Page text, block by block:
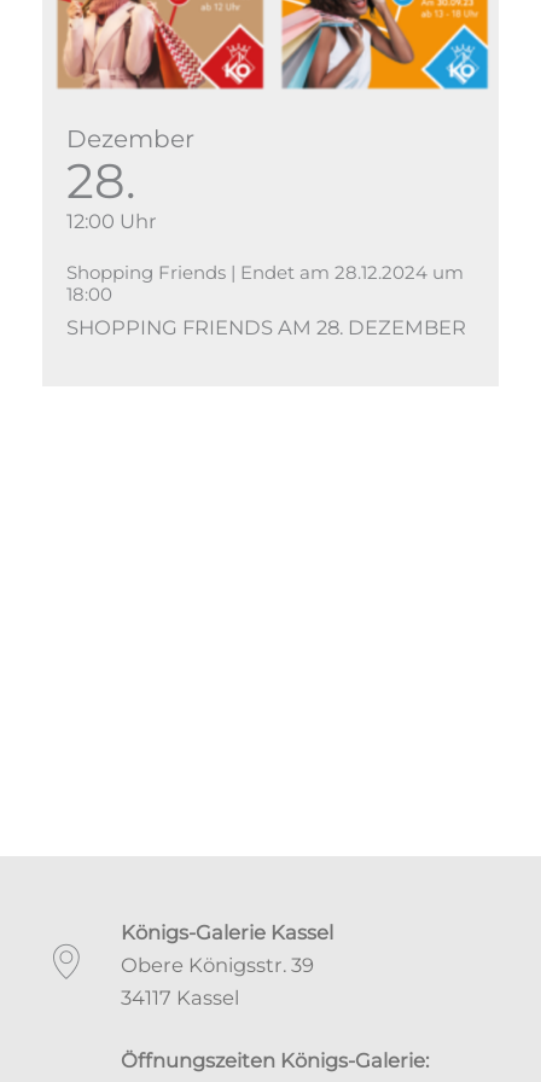
Dezember
28.
12:00 Uhr
Shopping Friends | Endet am 28.12.2024 um
18:00
SHOPPING FRIENDS AM 28. DEZEMBER
Königs-Galerie Kassel
Obere Königsstr. 39
34117 Kassel
Öffnungszeiten Königs-Galerie: